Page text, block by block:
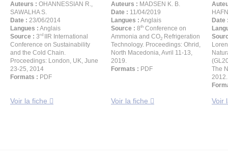
Auteurs : OHANNESSIAN R.,
SAWALHA S.
Date : 23/06/2014
Langues : Anglais
Source : 3rd
IIR International
Conference on Sustainability
and the Cold Chain.
Proceedings: London, UK, June
23-25, 2014
Formats : PDF
Voir la fiche
Auteurs : MADSEN K. B.
Date : 11/04/2019
Langues : Anglais
Source : 8th Conference on
Ammonia and CO2 Refrigeration
Technology. Proceedings: Ohrid,
North Macedonia, Avril 11-13,
2019.
Formats : PDF
Voir la fiche
Date
The
2012.
Voir